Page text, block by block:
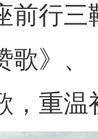
前行
歌》
，重温